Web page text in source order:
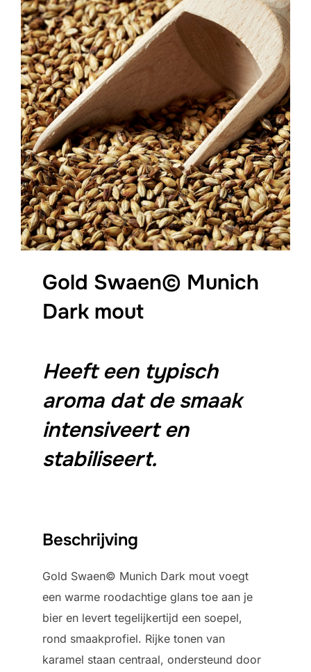
Gold Swaen© Munich
Dark mout
Heeft een typisch
aroma dat de smaak
intensiveert en
stabiliseert.
Beschrijving
Gold Swaen© Munich Dark mout voegt
een warme roodachtige glans toe aan je
bier en levert tegelijkertijd een soepel,
rond smaakprofiel. Rijke tonen van
karamel staan centraal, ondersteund door